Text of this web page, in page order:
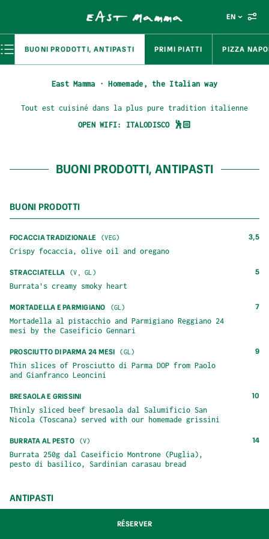
EN
BUONI PRODOTTI, ANTIPASTI PRIMI PIATTI PIZZA
East Mamma · Homemade, the Italian way
Tout est cuisiné dans la plus pure tradition italienne
OPEN WIFI: ITALODISCO 🕺🏻
BUONI PRODOTTI, ANTIPASTI
BUONI PRODOTTI
FOCACCIA TRADIZIONALE (VEG) 3,5
Crispy focaccia, olive oil and oregano
STRACCIATELLA (V, GL ) 5
Burrata's creamy smoky heart
MORTADELLA E PARMIGIANO (GL ) 7
Mortadella al pistacchio and Parmigiano Reggiano 24
mesi by the Caseificio Gennari
PROSCIUTTO DI PARMA 24 MESI (GL ) 9
Thin slices of Prosciutto di Parma DOP from Paolo
and Gianfranco Leoncini
BRESAOLA E GRISSINI 10
Thinly sliced beef bresaola dal Salumificio San
Nicola (Toscana) served with our homemade grissini
BURRATA AL PESTO (V) 14
Burrata 250g dal Caseificio Montrone (Puglia),
pesto di basilico, Sardinian carasau bread
ANTIPASTI
RÉSERVER